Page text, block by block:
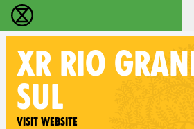
extinction rebellion - Home
XR RIO
SUL
Visit website